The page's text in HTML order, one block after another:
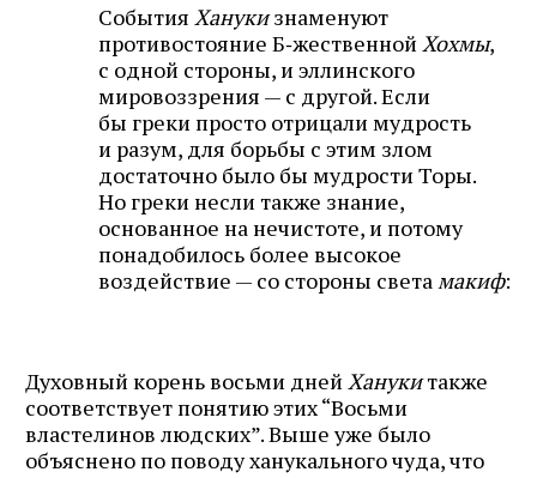
События Ханукизнаменуют
противостояние Б‑жественной Хохмы,
с одной стороны, и эллинского
мировоззрения — с другой. Если
бы греки просто отрицали мудрость
и разум, для борьбы с этим злом
достаточно было бы мудрости Торы.
Но греки несли также знание,
основанное на нечистоте, и потому
понадобилось более высокое
воздействие — со стороны света макиф:
Духовный корень восьми дней Ханукитакже
соответствует понятию этих “Восьми
властелинов людских”. Выше уже было
объяснено по поводу ханукального чуда, что